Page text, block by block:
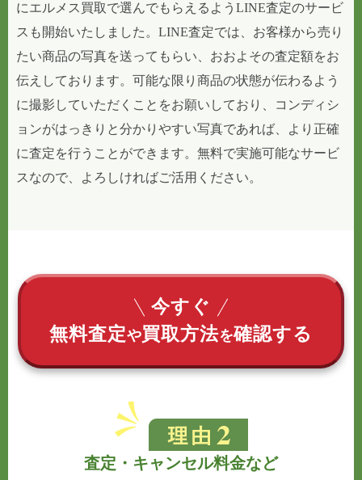
にエルメス買取で選んでもらえるようLINE査定のサービ
スも開始いたしました。LINE査定では、お客様から売り
たい商品の写真を送ってもらい、おおよその査定額をお
伝えしております。可能な限り商品の状態が伝わるよう
に撮影していただくことをお願いしており、コンディシ
ョンがはっきりと分かりやすい写真であれば、より正確
に査定を行うことができます。無料で実施可能なサービ
スなので、よろしければご活用ください。
今すぐ
無料査定や買取方法を確認する
査定・キャンセル料金など